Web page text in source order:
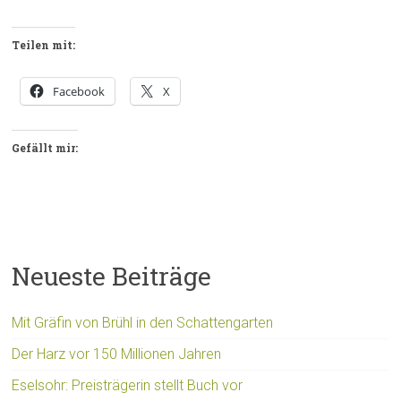
Teilen mit:
Facebook X
Gefällt mir:
Neueste Beiträge
Mit Gräfin von Brühl in den Schattengarten
Der Harz vor 150 Millionen Jahren
Eselsohr: Preisträgerin stellt Buch vor